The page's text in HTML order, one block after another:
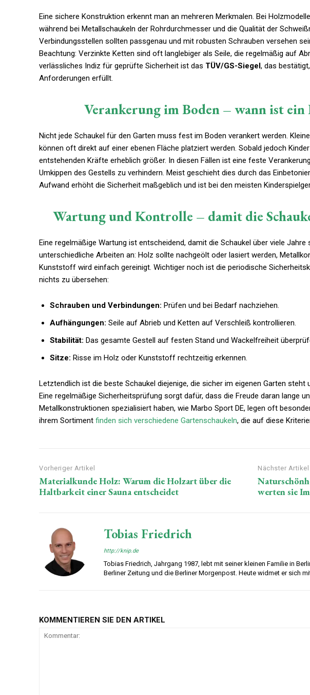
Eine sichere Konstruktion erkennt man an mehreren Merkmalen. Bei
während bei Metallschaukeln der Rohrdurchmesser und die Qualität der
Verbindungsstellen sollten passgenau und mit robusten Schrauben versehen
Beachtung: Verzinkte Ketten sind oft langlebiger als Seile, die regelmäßig auf
verlässliches Indiz für geprüfte Sicherheit ist das TÜV/GS-Siegel, das
Anforderungen erfüllt.
Verankerung im Boden – wann ist
Nicht jede Schaukel für den Garten muss fest im Boden verankert werden.
können oft direkt auf einer ebenen Fläche platziert werden. Sobald jedoch
entstehenden Kräfte erheblich größer. In diesen Fällen ist eine feste
Umkippen des Gestells zu verhindern. Meist geschieht dies durch das
Aufwand erhöht die Sicherheit maßgeblich und ist bei den meisten
Wartung und Kontrolle – damit die
Eine regelmäßige Wartung ist entscheidend, damit die Schaukel über viele
unterschiedliche Arbeiten an: Holz sollte nachgeölt oder lasiert werden,
Kunststoff wird einfach gereinigt. Wichtiger noch ist die periodische
nichts zu übersehen:
Schrauben und Verbindungen: Prüfen und bei Bedarf nachziehen.
Aufhängungen: Seile auf Abrieb und Ketten auf Verschleiß kontrollieren.
Stabilität: Das gesamte Gestell auf festen Stand und Wackelfreiheit
Sitze: Risse im Holz oder Kunststoff rechtzeitig erkennen.
Letztendlich ist die beste Schaukel diejenige, die sicher im eigenen Garten steht
Eine regelmäßige Sicherheitsprüfung sorgt dafür, dass die Freude daran lange
Metallkonstruktionen spezialisiert haben, wie Marbo Sport DE, legen oft
ihrem Sortiment finden sich verschiedene Gartenschaukeln, die auf diese
Vorheriger Artikel
Materialkunde Holz: Warum die Holzart über die
Haltbarkeit einer Sauna entscheidet
Nächster Artikel
werten sie
Tobias Friedrich
http://knip.de
Tobias Friedrich, Jahrgang 1987, lebt mit seiner kleinen Familie in
Berliner Zeitung und die Berliner Morgenpost. Heute widmet er sich
KOMMENTIEREN SIE DEN ARTIKEL